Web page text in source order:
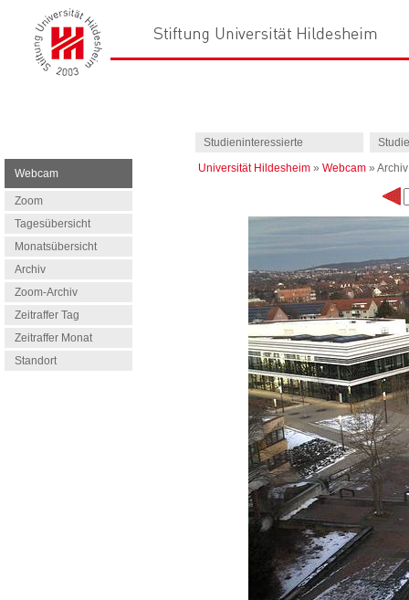
Studieninteressierte
Webcam
Zoom
Tagesübersicht
Monatsübersicht
Archiv
Zoom-Archiv
Zeitraffer Tag
Zeitraffer Monat
Standort
Universität Hildesheim » Webcam » Archiv